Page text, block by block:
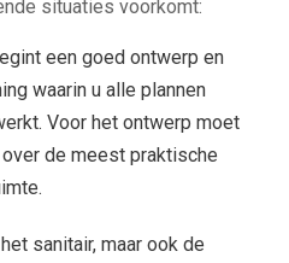
situaties voorkomt:
een goed ontwerp en
waarin u alle plannen
Voor het ontwerp moet
de meest praktische
sanitair, maar ook de